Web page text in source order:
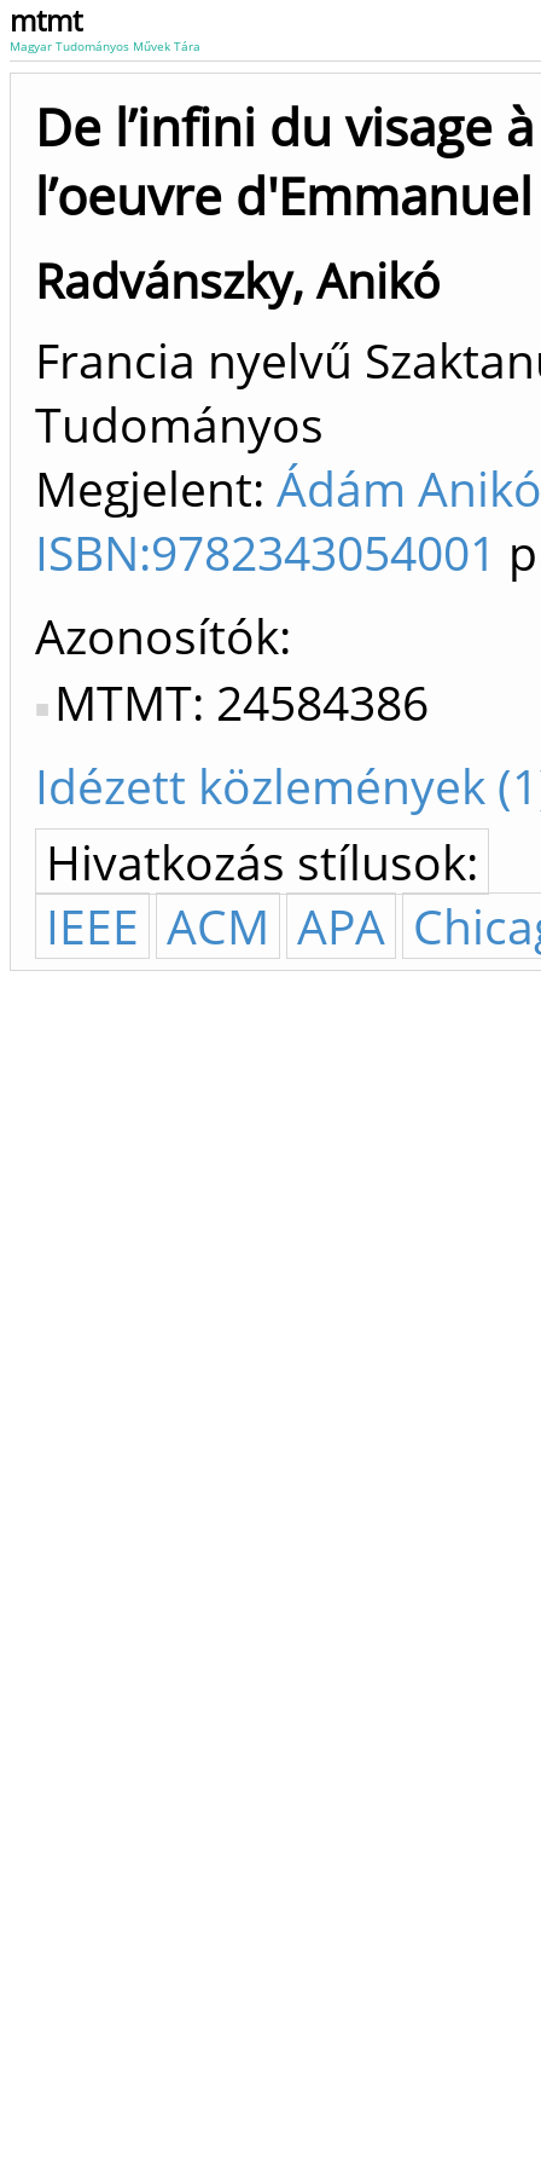
mtmt
Magyar Tudományos Művek Tára
De l’infini du visage
l’oeuvre
Radvánszky, Anikó
Francia nyelvű
Tudományos
Megjelent: Ádám
ISBN:9782343054001
Azonosítók
MTMT: 24584386
Idézett közlemények
Hivatkozás stílusok:
IEEE ACM APA